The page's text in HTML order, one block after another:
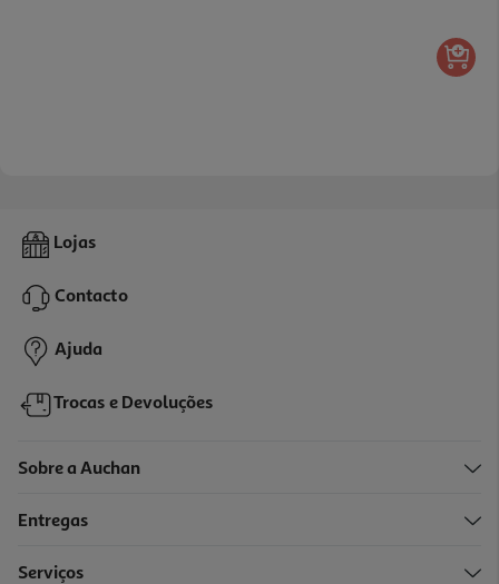
Lojas
Contacto
Ajuda
Trocas e Devoluções
Sobre a Auchan
Entregas
Serviços